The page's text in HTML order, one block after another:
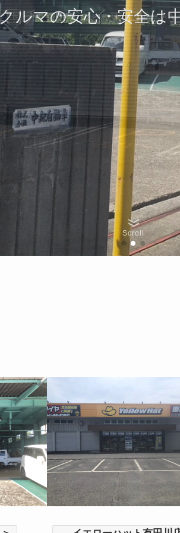
どうしようか
は相談してください
ルマの安心・安全は
国チェーンイエロー
どうしようか
は相談してください
Scroll